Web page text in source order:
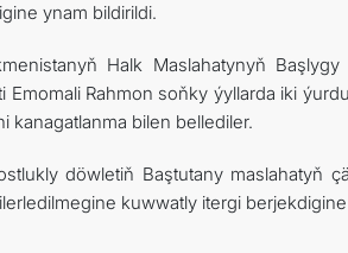
ynam bildirildi.
Halk Maslahatynyň
Emomali Rahmon soňky ýyllarda iki
kanagatlanma bilen bellediler.
döwletiň Baştutany maslahatyň
kuwwatly itergi